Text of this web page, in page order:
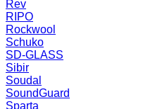
Rev
RIPO
Rockwool
Schuko
SD-GLASS
Sibir
Soudal
SoundGuard
Sparta